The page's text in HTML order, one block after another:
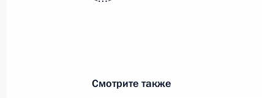
Смотрите также